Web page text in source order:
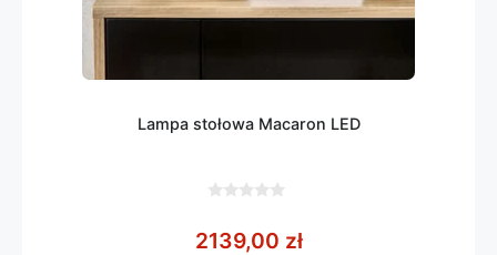
Lampa stołowa Macaron LED
5
2139,00 zł